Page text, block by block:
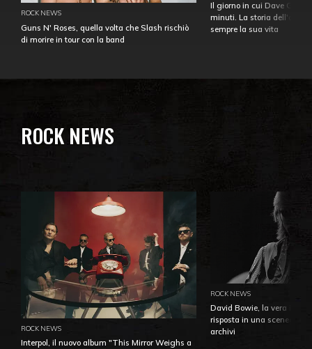
ROCK NEWS
Guns N' Roses, quella volta che Slash rischiò
di morire in tour con la band
Il giorno in cui Dave
minuti. La storia
sempre la sua vita
ROCK NEWS
ROCK NEWS
Interpol, il nuovo album "This Mirror Weighs a
ROCK NEWS
David Bowie, la vera
risposta in una
archivi